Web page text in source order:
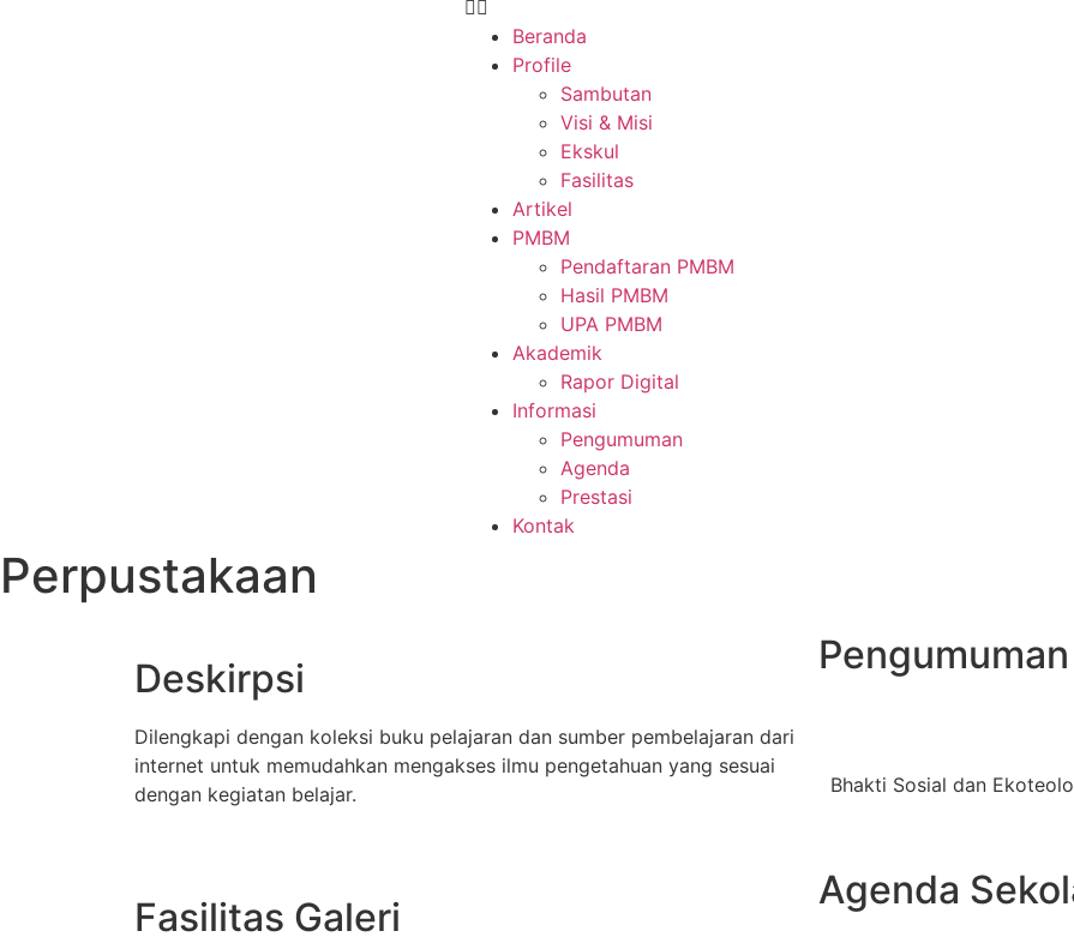
Beranda
Profile
Sambutan
Visi & Misi
Ekskul
Fasilitas
Artikel
PMBM
Pendaftaran PMBM
Hasil PMBM
UPA PMBM
Akademik
Rapor Digital
Informasi
Pengumuman
Agenda
Prestasi
Kontak
Perpustakaan
Deskirpsi
Dilengkapi dengan koleksi buku pelajaran dan sumber pembelajaran dari
internet untuk memudahkan mengakses ilmu pengetahuan yang sesuai
dengan kegiatan belajar.
Fasilitas Galeri
Pengumuman
Bhakti Sosial dan
Agenda